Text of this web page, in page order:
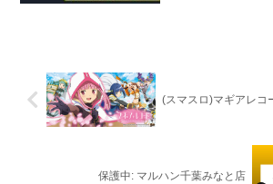
(スマスロ)マギアレコ
保護中: マルハン千葉みなと店